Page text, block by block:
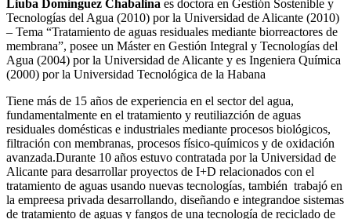
Liuba Domínguez Chabalina es doctora en Gestión Sostenible y
Tecnologías del Agua (2010) por la Universidad de Alicante (2010)
– Tema “Tratamiento de aguas residuales mediante biorreactores de
membrana”, posee un Máster en Gestión Integral y Tecnologías del
Agua (2004) por la Universidad de Alicante y es Ingeniera Química
(2000) por la Universidad Tecnológica de la Habana
Tiene más de 15 años de experiencia en el sector del agua,
fundamentalmente en el tratamiento y reutiliazción de aguas
residuales domésticas e industriales mediante procesos biológicos,
filtración con membranas, procesos físico-químicos y de oxidación
avanzada.Durante 10 años estuvo contratada por la Universidad de
Alicante para desarrollar proyectos de I+D relacionados con el
tratamiento de aguas usando nuevas tecnologías, también trabajó en
la empreesa privada desarrollando, diseñando e integrandoe sistemas
de tratamiento de aguas y fangos de una tecnología de reciclado de